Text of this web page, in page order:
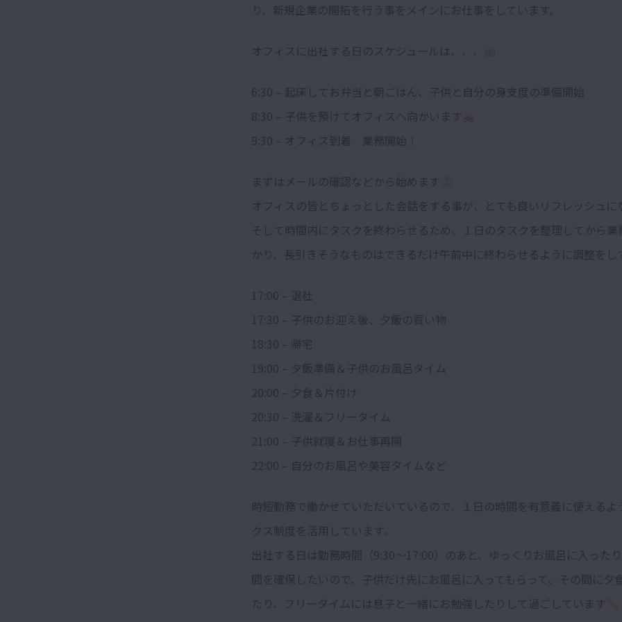
り、新規企業の開拓を行う事をメインにお仕事をしています。
オフィスに出社する日のスケジュールは、、、
6:30 – 起床してお弁当と朝ごはん、子供と自分の身支度の準備開始
8:30 – 子供を預けてオフィスへ向かいます
9:30 – オフィス到着 業務開始！
まずはメールの確認などから始めます
オフィスの皆とちょっとした会話をする事が、とても良いリフレッシュに
そして時間内にタスクを終わらせるため、１日のタスクを整理してから業
かり、長引きそうなものはできるだけ午前中に終わらせるように調整をし
17:00 – 退社
17:30 – 子供のお迎え後、夕飯の買い物
18:30 – 帰宅
19:00 – 夕飯準備＆子供のお風呂タイム
20:00 – 夕食＆片付け
20:30 – 洗濯＆フリータイム
21:00 – 子供就寝＆お仕事再開
22:00 – 自分のお風呂や美容タイムなど
時短勤務で働かせていただいているので、１日の時間を有意義に使えるよ
クス制度を活用しています。
出社する日は勤務時間（9:30〜17:00）のあと、ゆっくりお風呂に入った
間を確保したいので、子供だけ先にお風呂に入ってもらって、その間に夕
たり、フリータイムには息子と一緒にお勉強したりして過ごしています